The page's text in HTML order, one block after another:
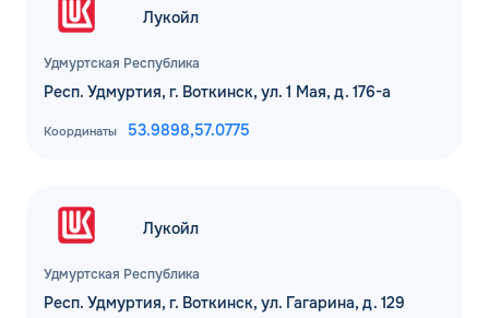
Удмуртская Республика
Лукойл
Респ. Удмуртия, г. Воткинск, ул. 1 Мая, д. 176-а
Координаты 53.9898,57.0775
Удмуртская Республика
Лукойл
Респ. Удмуртия, г. Воткинск, ул. Гагарина, д. 129